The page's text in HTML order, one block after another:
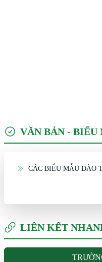
VĂN BẢN - BIỂU
CÁC BIỂU MẪU ĐÀO
LIÊN KẾT